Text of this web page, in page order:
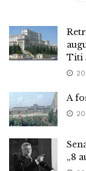
Titi
A
„8